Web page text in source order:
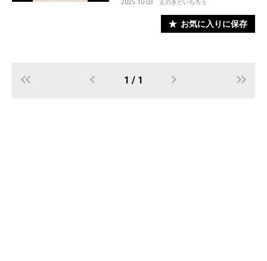
2025.10.03 えのきどいちろう
お気に入りに保存
1 / 1